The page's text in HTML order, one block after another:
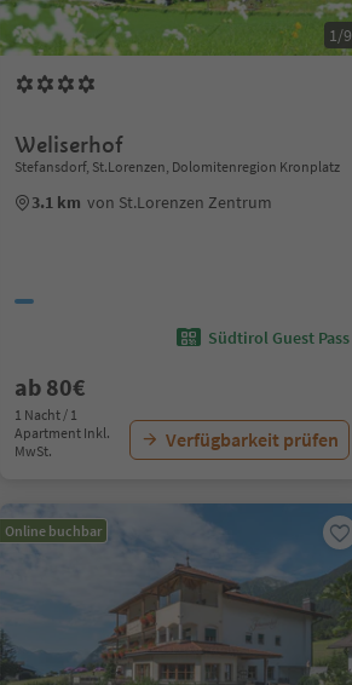
1/9
Weliserhof
Stefansdorf, St.Lorenzen, Dolomitenregion Kronplatz
3.1 km von St.Lorenzen Zentrum
Südtirol Guest Pass
ab 80€
1 Nacht / 1
Apartment Inkl.
MwSt.
Verfügbarkeit prüfen
Online buchbar